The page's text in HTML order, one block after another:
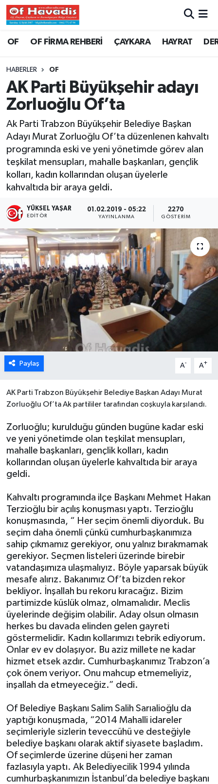
OF OF FİRMA REHBERİ ÇAYKARA HAYRAT
HABERLER OF
AK Parti Büyükşehir adayı
Zorluoğlu Of’ta
Ak Parti Trabzon Büyükşehir Belediye Başkan
Adayı Murat Zorluoğlu Of’ta düzenlenen kahvaltı
programında eski ve yeni yönetimde görev alan
teşkilat mensupları, mahalle başkanları, gençlik
kolları, kadın kollarından oluşan üyelerle
kahvaltıda bir araya geldi.
YÜKSEL YAŞAR
EDITÖR
01.02.2019 - 05:22
YAYINLANMA
2270
GÖSTERIM
Paylaş A- A+
AK Parti Trabzon Büyükşehir Belediye Başkan Adayı Murat
Zorluoğlu Of’ta Ak partililer tarafından coşkuyla karşılandı.
Zorluoğlu; kurulduğu günden bugüne kadar eski
ve yeni yönetimde olan teşkilat mensupları,
mahalle başkanları, gençlik kolları, kadın
kollarından oluşan üyelerle kahvaltıda bir araya
geldi.
Kahvaltı programında ilçe Başkanı Mehmet Hakan
Terzioğlu bir açılış konuşması yaptı. Terzioğlu
konuşmasında, “ Her seçim önemli diyorduk. Bu
seçim daha önemli çünkü cumhurbaşkanımıza
sahip çıkmamız gerekiyor, onu yalnız bırakmamak
gerekiyor. Seçmen listeleri üzerinde birebir
vatandaşımıza ulaşmalıyız. Böyle yaparsak büyük
mesafe alırız. Bakanımız Of’ta bizden rekor
bekliyor. İnşallah bu rekoru kıracağız. Bizim
partimizde küslük olmaz, olmamalıdır. Meclis
üyelerinde değişim olabilir. Aday olsun olmasın
herkes bu davada elinden gelen gayreti
göstermelidir. Kadın kollarımızı tebrik ediyorum.
Onlar ev ev dolaşıyor. Bu aziz millete ne kadar
hizmet etsek azdır. Cumhurbaşkanımız Trabzon’a
çok önem veriyor. Onu mahcup etmemeliyiz,
inşallah da etmeyeceğiz.” dedi.
Of Belediye Başkanı Salim Salih Sarıalioğlu da
yaptığı konuşmada, “2014 Mahalli idareler
seçimleriyle sizlerin teveccühü ve desteğiyle
belediye başkanı olarak aktif siyasete başladım.
Of seçimlerde üzerine düşeni her zaman
fazlasıyla yaptı. Ak Belediyecilik 1994 yılında
cumhurbaşkanımızın İstanbul’da belediye başkanı
Trabzon Nöbetçi Eczaneler
Trabzon Namaz Vakitleri
Trabzon Trafik Yoğunluk Haritası
Süper Lig Puan Durumu ve Fikstür
Tüm Manşetler
Son Dakika Haberleri
Haber Arşivi